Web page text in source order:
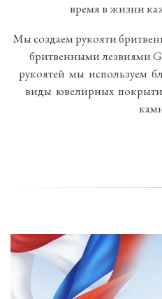
время в жизни
Мы создаем рукояти
бритвенными лезвиями
рукоятей мы используем
виды ювелирных